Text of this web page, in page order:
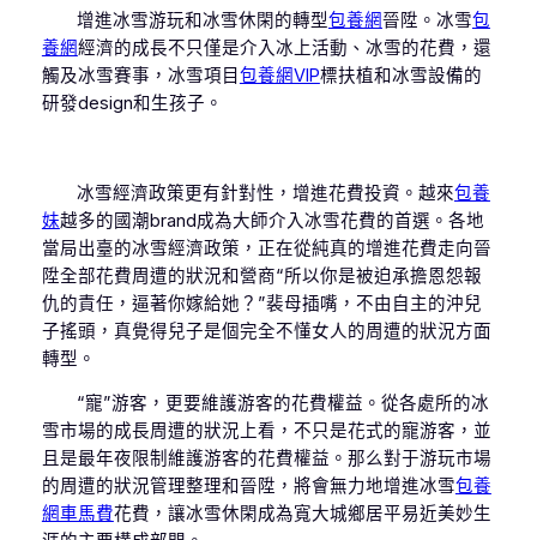
增進冰雪游玩和冰雪休閑的轉型包養網晉陞。冰雪包
養網經濟的成長不只僅是介入冰上活動、冰雪的花費，還
觸及冰雪賽事，冰雪項目 包養網VIP標扶植和冰雪設備的
研發design和生孩子。
冰雪經濟政策更有針對性，增進花費投資。越來包養
妹越多的國潮brand成為大師介入冰雪花費的首選。各地
當局出臺的冰雪經濟政策，正在從純真的增進花費走向晉
陞全部花費周遭的狀況和營商“所以你是被迫承擔恩怨報
仇的責任，逼著你嫁給她？”裴母插嘴，不由自主的沖兒
子搖頭，真覺得兒子是個完全不懂女人的周遭的狀況方面
轉型。
“寵”游客，更要維護游客的花費權益。從各處所的冰
雪市場的成長周遭的狀況上看，不只是花式的寵游客，並
且是最年夜限制維護游客的花費權益。那么對于游玩市場
的周遭的狀況管理整理和晉陞，將會無力地增進冰雪包養
網車馬費花費，讓冰雪休閑成為寬大城鄉居平易近美妙生